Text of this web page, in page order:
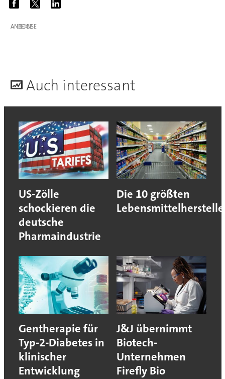
ANZEIGE
Auch interessant
US-Zölle
schockieren die
deutsche
Pharmaindustrie
Die 10 größten
Gentherapie für
Typ-2-Diabetes in
klinischer
Entwicklung
J&J übernimmt
Biotech-
Unternehmen
Firefly Bio